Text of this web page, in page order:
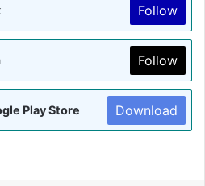
Follow
Follow
Play Store Download